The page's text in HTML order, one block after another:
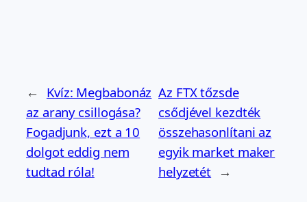
← Kvíz: Megbabonáz
az arany csillogása?
Fogadjunk, ezt a 10
dolgot eddig nem
tudtad róla!
Az FTX tőzsde
csődjével kezdték
összehasonlítani az
egyik market maker
helyzetét →